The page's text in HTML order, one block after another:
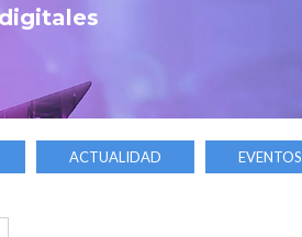
ACTUALIDAD EVENTOS